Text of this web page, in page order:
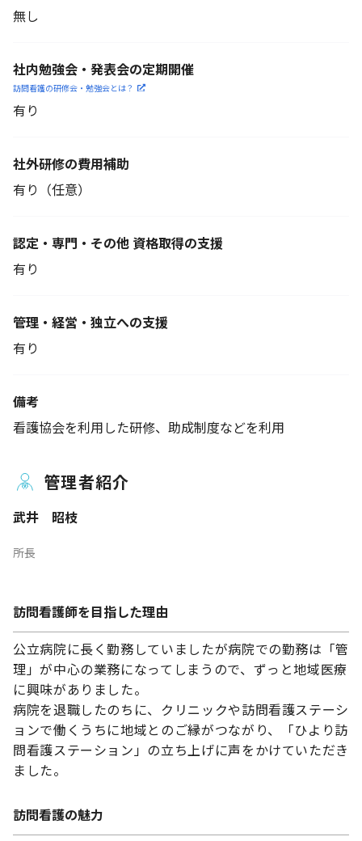
無し
社内勉強会・発表会の定期開催
訪問看護の研修会・勉強会とは？
有り
社外研修の費用補助
有り（任意）
認定・専門・その他 資格取得の支援
有り
管理・経営・独立への支援
有り
備考
看護協会を利用した研修、助成制度などを利用
管理者紹介
武井 昭枝
所長
訪問看護師を目指した理由
公立病院に長く勤務していましたが病院での勤務は「管
理」が中心の業務になってしまうので、ずっと地域医療
に興味がありました。
病院を退職したのちに、クリニックや訪問看護ステーシ
ョンで働くうちに地域とのご縁がつながり、「ひより訪
問看護ステーション」の立ち上げに声をかけていただき
ました。
訪問看護の魅力